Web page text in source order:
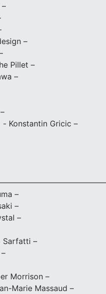
–
Pillet –
–
- Konstantin Gricic –
–
–
–
Sarfatti –
Morrison –
Marie Massaud –